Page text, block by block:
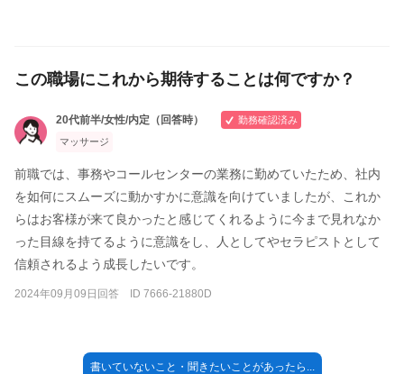
この職場にこれから期待することは何ですか？
20代前半/女性/内定（回答時）
勤務確認済み
マッサージ
前職では、事務やコールセンターの業務に勤めていたため、社内
を如何にスムーズに動かすかに意識を向けていましたが、これか
らはお客様が来て良かったと感じてくれるように今まで見れなか
った目線を持てるように意識をし、人としてやセラピストとして
信頼されるよう成長したいです。
2024年09月09日回答 ID 7666-21880D
書いていないこと・聞きたいことがあったら...